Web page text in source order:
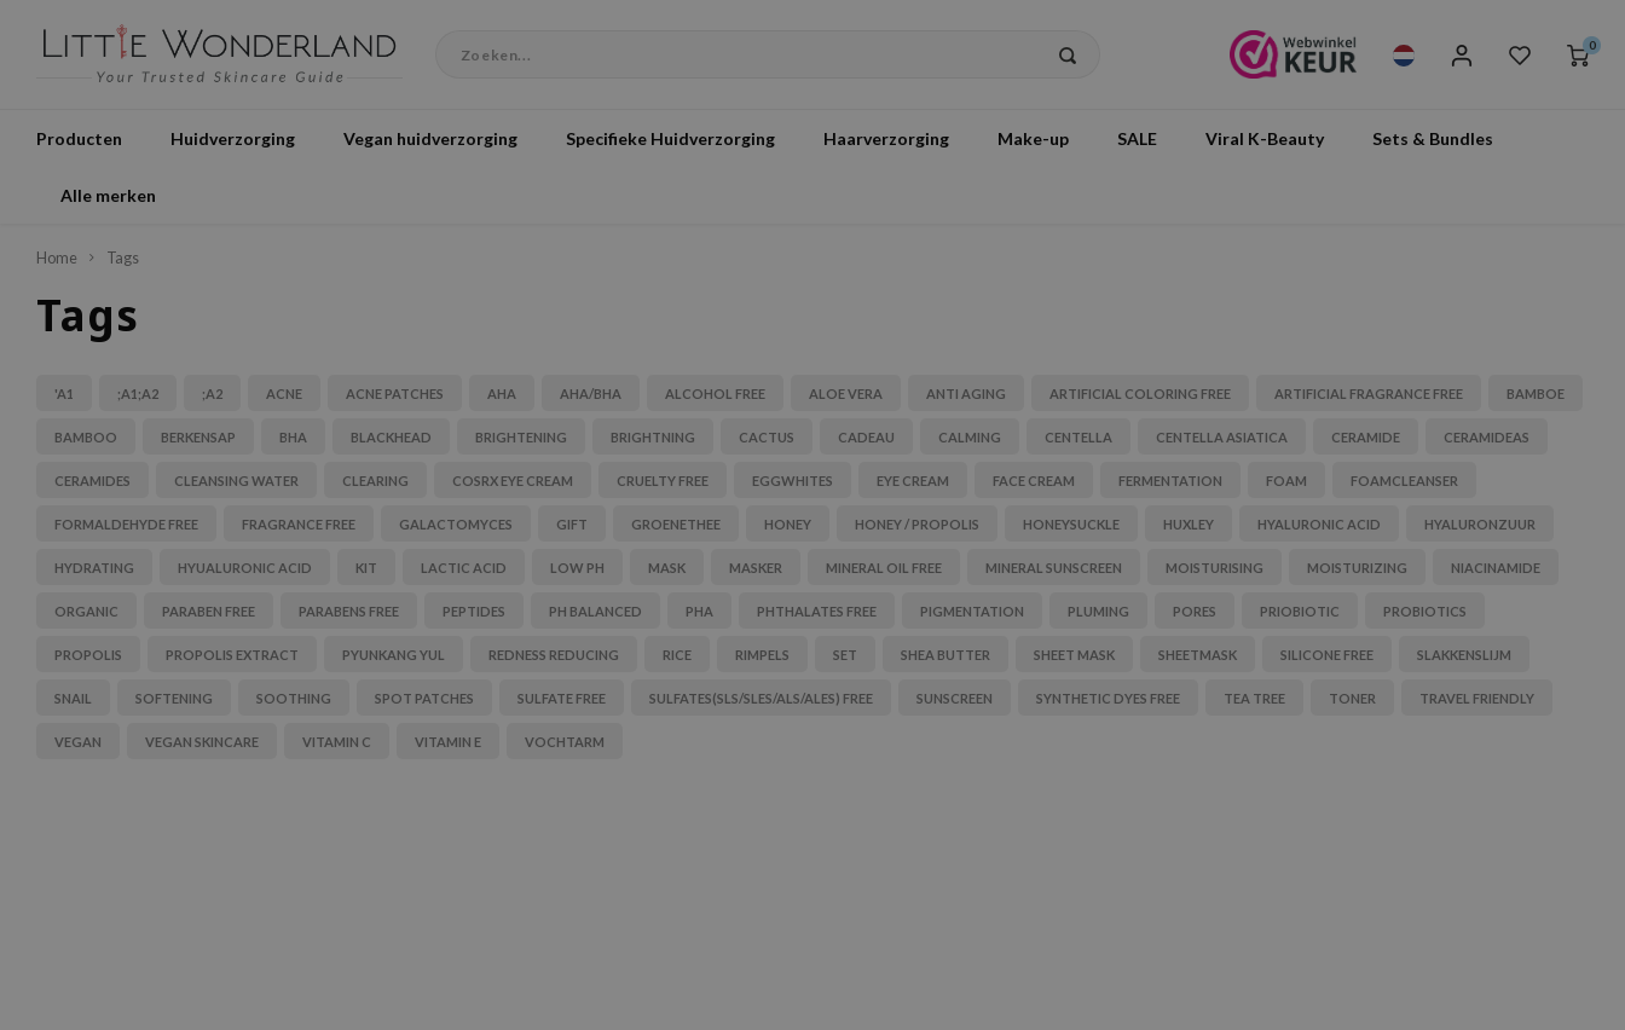
0
Producten Huidverzorging Vegan huidverzorging Specifieke Huidverzorging Haarverzorging Make-up SALE Viral K-Beauty Sets & Bundles
Alle merken
Home Tags
Tags
'A1 ;A1;A2 ;A2 ACNE ACNE PATCHES AHA AHA/BHA ALCOHOL FREE ALOE VERA ANTI AGING ARTIFICIAL COLORING FREE ARTIFICIAL FRAGRANCE FREE BAMBOE
BAMBOO BERKENSAP BHA BLACKHEAD BRIGHTENING BRIGHTNING CACTUS CADEAU CALMING CENTELLA CENTELLA ASIATICA CERAMIDE CERAMIDEAS
CERAMIDES CLEANSING WATER CLEARING COSRX EYE CREAM CRUELTY FREE EGGWHITES EYE CREAM FACE CREAM FERMENTATION FOAM FOAMCLEANSER
FORMALDEHYDE FREE FRAGRANCE FREE GALACTOMYCES GIFT GROENETHEE HONEY HONEY / PROPOLIS HONEYSUCKLE HUXLEY HYALURONIC ACID HYALURONZUUR
HYDRATING HYUALURONIC ACID KIT LACTIC ACID LOW PH MASK MASKER MINERAL OIL FREE MINERAL SUNSCREEN MOISTURISING MOISTURIZING NIACINAMIDE
ORGANIC PARABEN FREE PARABENS FREE PEPTIDES PH BALANCED PHA PHTHALATES FREE PIGMENTATION PLUMING PORES PRIOBIOTIC PROBIOTICS
PROPOLIS PROPOLIS EXTRACT PYUNKANG YUL REDNESS REDUCING RICE RIMPELS SET SHEA BUTTER SHEET MASK SHEETMASK SILICONE FREE SLAKKENSLIJM
SNAIL SOFTENING SOOTHING SPOT PATCHES SULFATE FREE SULFATES(SLS/SLES/ALS/ALES) FREE SUNSCREEN SYNTHETIC DYES FREE TEA TREE TONER TRAVEL FRIENDLY
VEGAN VEGAN SKINCARE VITAMIN C VITAMIN E VOCHTARM